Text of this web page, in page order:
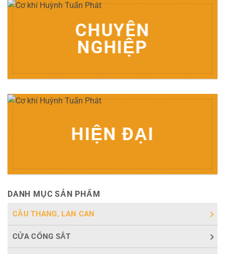
CHUYÊN
NGHIỆP
HIỆN ĐẠI
DANH MỤC SẢN PHẨM
CẦU THANG, LAN CAN
CỬA CỔNG SẮT